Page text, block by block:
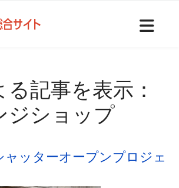
記事を表示：
ジショップ
ッターオープンプロジェ